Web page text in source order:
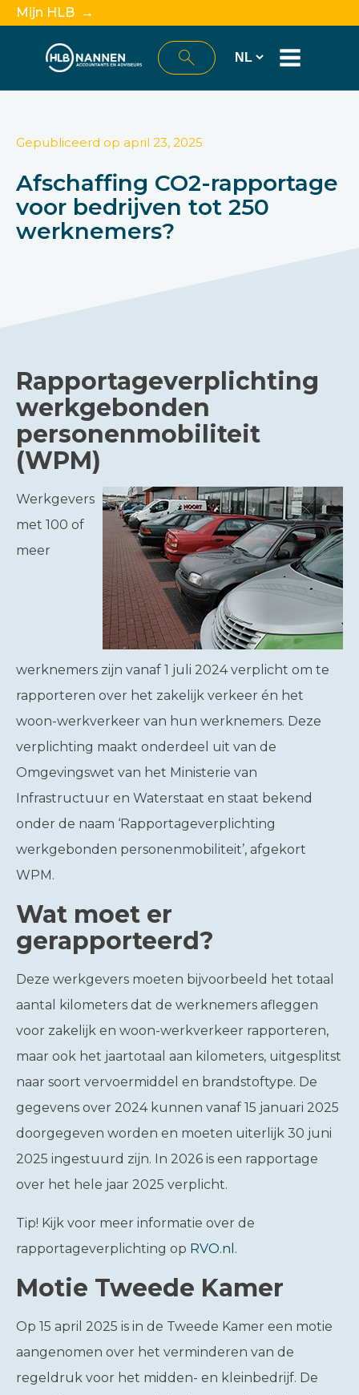
Mijn HLB →
Gepubliceerd op april 23, 2025
Afschaffing CO2-rapportage
voor bedrijven tot 250
werknemers?
Rapportageverplichting
werkgebonden
personenmobiliteit
(WPM)
Werkgevers
met 100 of
meer
werknemers zijn vanaf 1 juli 2024 verplicht om te
rapporteren over het zakelijk verkeer én het
woon-werkverkeer van hun werknemers. Deze
verplichting maakt onderdeel uit van de
Omgevingswet van het Ministerie van
Infrastructuur en Waterstaat en staat bekend
onder de naam ‘Rapportageverplichting
werkgebonden personenmobiliteit’, afgekort
WPM.
Wat moet er
gerapporteerd?
Deze werkgevers moeten bijvoorbeeld het totaal
aantal kilometers dat de werknemers afleggen
voor zakelijk en woon-werkverkeer rapporteren,
maar ook het jaartotaal aan kilometers, uitgesplitst
naar soort vervoermiddel en brandstoftype. De
gegevens over 2024 kunnen vanaf 15 januari 2025
doorgegeven worden en moeten uiterlijk 30 juni
2025 ingestuurd zijn. In 2026 is een rapportage
over het hele jaar 2025 verplicht.
Tip! Kijk voor meer informatie over de
rapportageverplichting op RVO.nl .
Motie Tweede Kamer
Op 15 april 2025 is in de Tweede Kamer een motie
aangenomen over het verminderen van de
regeldruk voor het midden- en kleinbedrijf. De